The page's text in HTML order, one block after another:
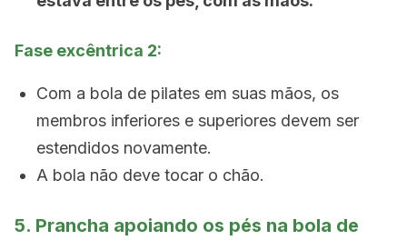
Fase excêntrica 2:
Com a bola de pilates em suas mãos, os
membros inferiores e superiores devem ser
estendidos novamente.
A bola não deve tocar o chão.
5. Prancha apoiando os pés na bola de